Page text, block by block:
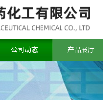
公司动态 产品展厅